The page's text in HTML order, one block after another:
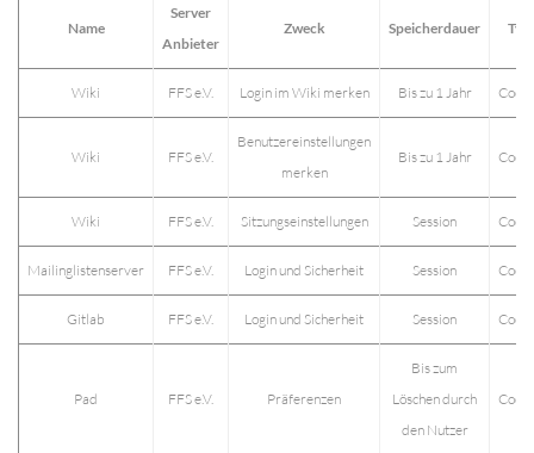
Name
Server
Anbieter
Zweck Speicherdauer Typ
Wiki FFS e.V. Login im Wiki merken Bis zu 1 Jahr
Wiki FFS e.V.
Benutzereinstellungen
merken
Bis zu 1 Jahr
Wiki FFS e.V. Sitzungseinstellungen Session
Mailinglistenserver FFS e.V. Login und Sicherheit Session
Gitlab FFS e.V. Login und Sicherheit Session
Pad FFS e.V. Präferenzen
Bis zum
Löschen durch
den Nutzer